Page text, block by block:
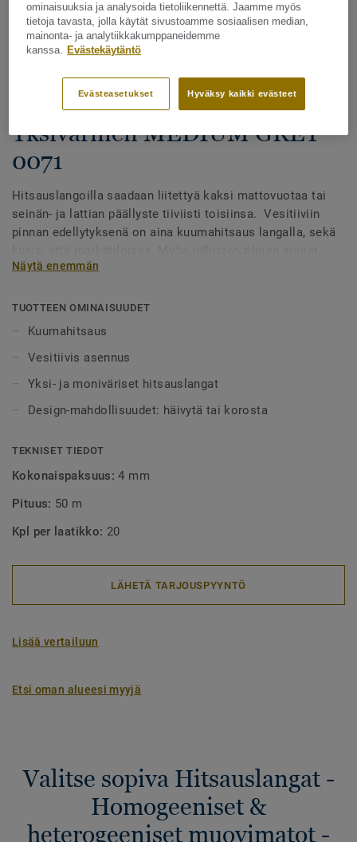
Katso kaikki kuosit - NCS ja LRV (1096)
Hitsauslangat
Hitsauslangat - Homogeeniset
& heterogeeniset muovimatot -
Yksivärinen MEDIUM GREY
0071
Hitsauslangoilla saadaan liitettyä kaksi mattovuotaa tai
seinän- ja lattian päällyste tiiviisti toisiinsa. Vesitiiviin
pinnan edellytyksenä on aina kuumahitsaus langalla, sekä
alueet tulee aina lankahitsata. Hitsatut saumat myös
rakoihin. Hitsauslankoja on saatavilla yksi- tai
monivärisenä, joko häivyttämään saumakohdat tai
Näytä enemmän
TUOTTEEN OMINAISUUDET
Kuumahitsaus
Vesitiivis asennus
Yksi- ja moniväriset hitsauslangat
Design-mahdollisuudet: häivytä tai korosta
TEKNISET TIEDOT
Kokonaispaksuus:4 mm
Pituus: 50 m
Kpl per laatikko: 20
LÄHETÄ TARJOUSPYYNTÖ
Lisää vertailuun
Etsi oman alueesi myyjä
Valitse sopiva Hitsauslangat -
Homogeeniset &
heterogeeniset muovimatot -
ominaisuuksia ja analysoida tietoliikennettä. Jaamme myös
tietoja tavasta, jolla käytät sivustoamme sosiaalisen median,
mainonta- ja analytiikkakumppaneidemme
kanssa. Evästekäytäntö
Hyväksy kaikki evästeet
Evästeasetukset